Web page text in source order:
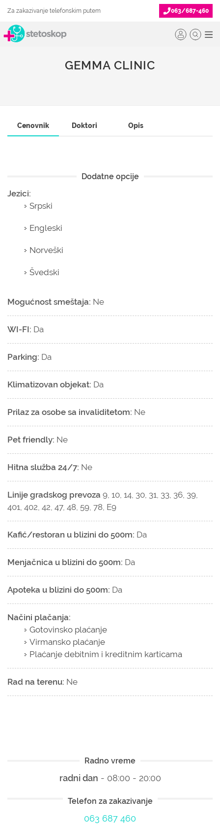
Za zakazivanje telefonskim putem 063/687-460
GEMMA CLINIC
Radno vreme
radni dan - 08:00 - 20:00
Telefon za zakazivanje
063 687 460
Cenovnik Doktori Opis
Dodatne opcije
Jezici:
Srpski
Engleski
Norveški
Švedski
Mogućnost smeštaja: Ne
WI-FI: Da
Parking: Da
Klimatizovan objekat: Da
Prilaz za osobe sa invaliditetom: Ne
Pet friendly: Ne
Hitna služba 24/7: Ne
Linije gradskog prevoza 9, 10, 14, 30, 31, 33, 36, 39,
401, 402, 42, 47, 48, 59, 78, E9
Kafić/restoran u blizini do 500m: Da
Menjačnica u blizini do 500m: Da
Apoteka u blizini do 500m: Da
Načini plačanja:
Gotovinsko plaćanje
Virmansko plaćanje
Plaćanje debitnim i kreditnim karticama
Rad na terenu: Ne